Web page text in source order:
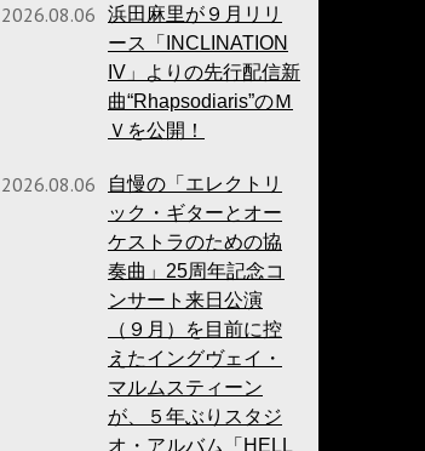
2026.08.06
浜田麻里が９月リリ
ース「INCLINATION
IV」よりの先行配信新
曲“Rhapsodiaris”のＭ
Ｖを公開！
2026.08.06
自慢の「エレクトリ
ック・ギターとオー
ケストラのための協
奏曲」25周年記念コ
ンサート来日公演
（９月）を目前に控
えたイングヴェイ・
マルムスティーン
が、５年ぶりスタジ
オ・アルバム「HELL